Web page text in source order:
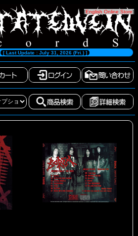
[English Online Store]
[ Last Update : July 31, 2026 (Fri.) ]